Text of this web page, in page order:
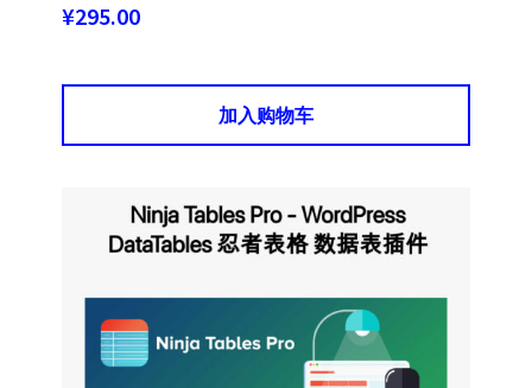
¥295.00
加入购物车